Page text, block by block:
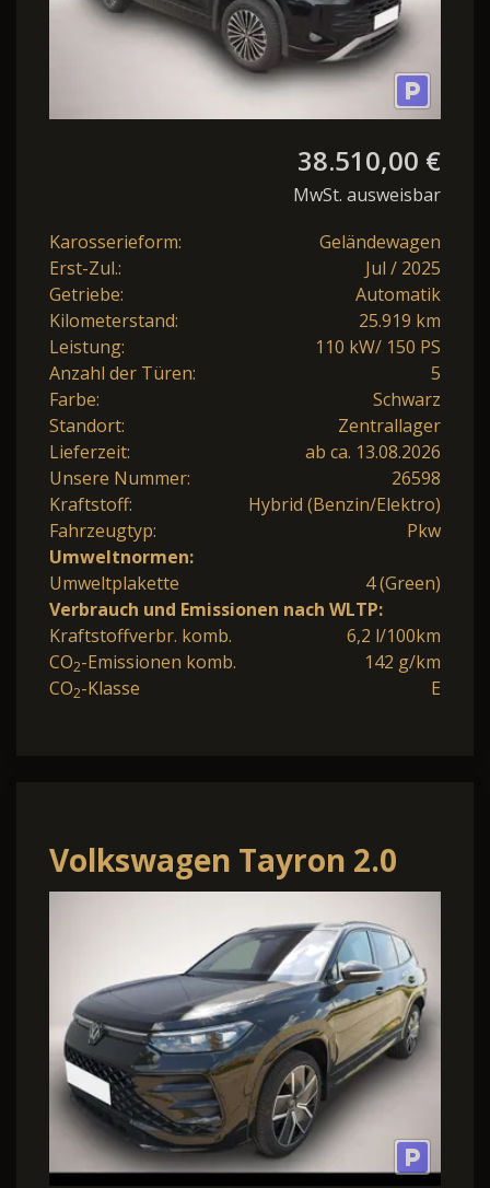
38.510,00 €
MwSt. ausweisbar
Karosserieform:
Geländewagen
Erst-Zul.:
Jul / 2025
Getriebe:
Automatik
Kilometerstand:
25.919 km
Leistung:
110 kW/ 150 PS
Anzahl der Türen:
5
Farbe:
Schwarz
Standort:
Zentrallager
Lieferzeit:
ab ca. 13.08.2026
Unsere Nummer:
26598
Kraftstoff:
Hybrid (Benzin/Elektro)
Fahrzeugtyp:
Pkw
Umweltnormen:
Umweltplakette
4 (Green)
Verbrauch und Emissionen nach WLTP:
Kraftstoffverbr. komb.
6,2 l/100km
CO2-Emissionen komb.
142 g/km
CO2-Klasse E
Volkswagen Tayron 2.0
TDI R-Line DSG 4Motion 7
Sitzer Pano